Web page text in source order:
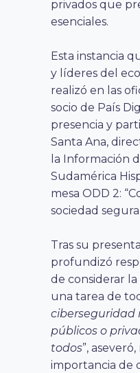
privados que
esenciales.
Esta instancia
y líderes del
realizó en las
socio de País
presencia y
Santa Ana,
la Información
Sudamérica
mesa ODD 2:
sociedad
Tras su
profundizó
de considerar
una tarea de
ciberseguridad
públicos o
todos”,
importancia de